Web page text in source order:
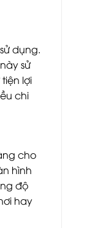
dụng.
sử
lợi
chi
cho
hình
độ
hay